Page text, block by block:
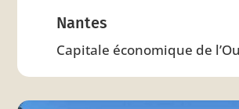
Nantes
Capitale économique de